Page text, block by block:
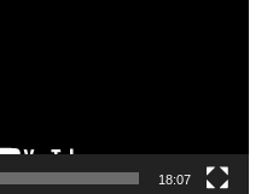
18:07